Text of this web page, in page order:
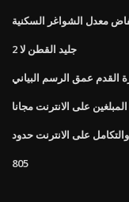
معدل الشواغر السكنية
جليد القطن لا 2
القدم عمق الرسم البياني
على الانترنت مجانا
على الانترنت حدود
805